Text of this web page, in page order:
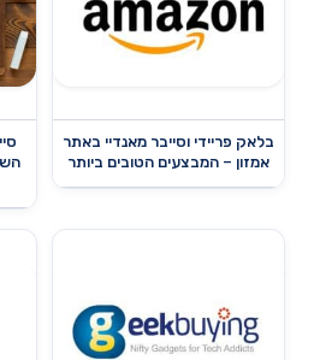
בלאק פריידי וסייבר מאנדיי באתר
אמזון – המבצעים הטובים ביותר